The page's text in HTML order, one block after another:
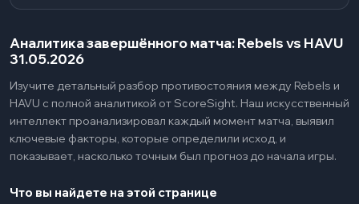
Аналитика завершённого матча: Rebels vs HAVU
31.05.2026
Изучите детальный разбор противостояния между Rebels и
HAVU с полной аналитикой от ScoreSight. Наш искусственный
интеллект проанализировал каждый момент матча, выявил
ключевые факторы, которые определили исход, и
показывает, насколько точным был прогноз до начала игры.
Что вы найдете на этой странице